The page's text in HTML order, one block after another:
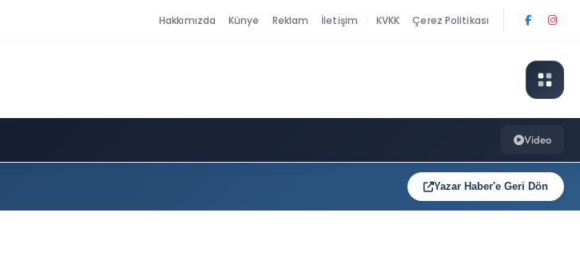
Hakkımızda Künye Reklam İletişim KVKK Çerez Politikası
Video
Yazar Haber'e Geri Dön